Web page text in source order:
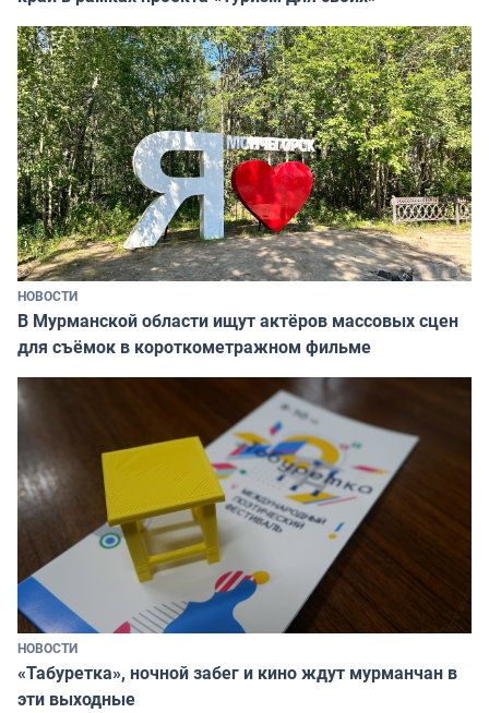
НОВОСТИ
В Мурманской области ищут актёров массовых сцен
для съёмок в короткометражном фильме
НОВОСТИ
«Табуретка», ночной забег и кино ждут мурманчан в
эти выходные